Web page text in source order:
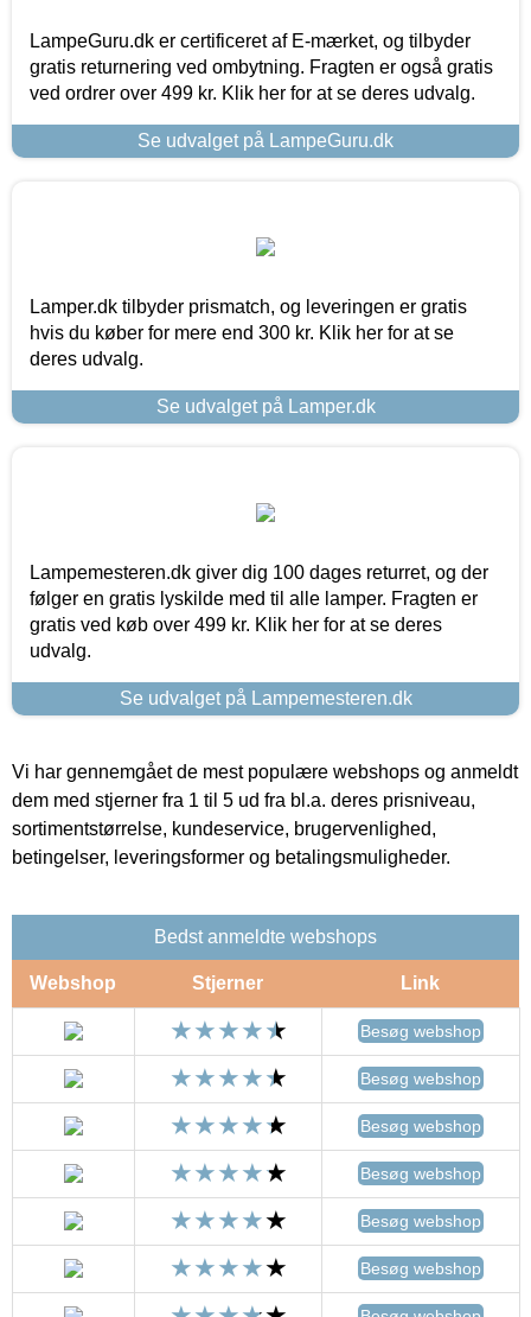
LampeGuru.dk er certificeret af E-mærket, og tilbyder
gratis returnering ved ombytning. Fragten er også gratis
ved ordrer over 499 kr. Klik her for at se deres udvalg.
Se udvalget på LampeGuru.dk
Lamper.dk tilbyder prismatch, og leveringen er gratis
hvis du køber for mere end 300 kr. Klik her for at se
deres udvalg.
Se udvalget på Lamper.dk
Lampemesteren.dk giver dig 100 dages returret, og der
følger en gratis lyskilde med til alle lamper. Fragten er
gratis ved køb over 499 kr. Klik her for at se deres
udvalg.
Se udvalget på Lampemesteren.dk
Vi har gennemgået de mest populære webshops og anmeldt
dem med stjerner fra 1 til 5 ud fra bl.a. deres prisniveau,
sortimentstørrelse, kundeservice, brugervenlighed,
betingelser, leveringsformer og betalingsmuligheder.
Bedst anmeldte webshops
Webshop Stjerner Link
Besøg webshop
Besøg webshop
Besøg webshop
Besøg webshop
Besøg webshop
Besøg webshop